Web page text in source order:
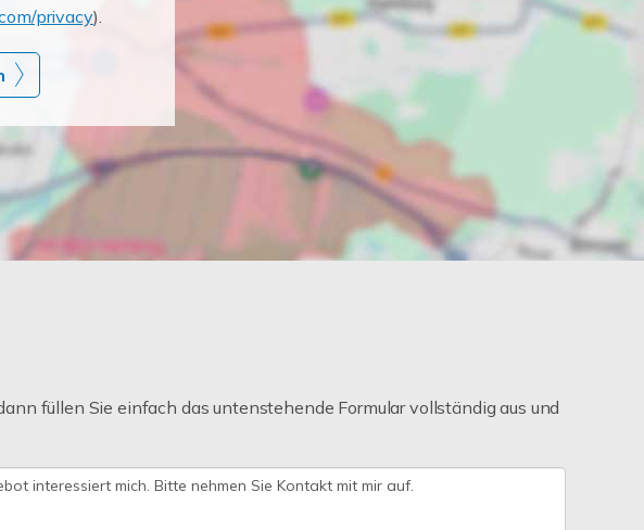
privacy).
füllen Sie einfach das untenstehende Formular vollständig aus und